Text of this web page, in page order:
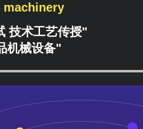
machinery
技术工艺传授"
机械设备"